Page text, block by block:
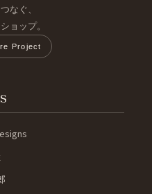
なぐ、
ョップ。
Project